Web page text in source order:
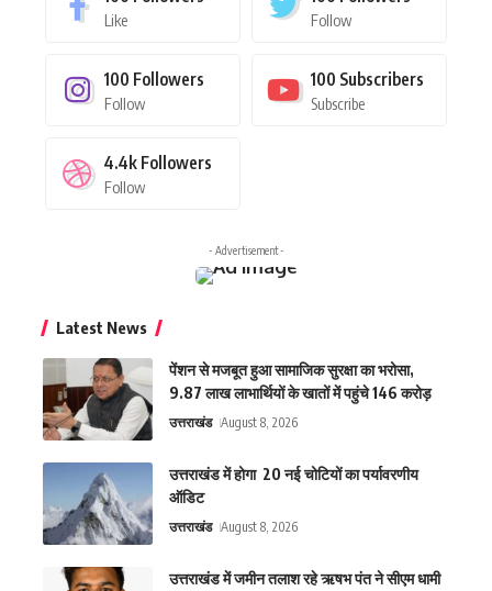
Like Follow
100 Followers
Follow
100 Subscribers
Subscribe
4.4k Followers
Follow
- Advertisement -
Latest News
पेंशन से मजबूत हुआ सामाजिक सुरक्षा का भरोसा,
9.87 लाख लाभार्थियों के खातों में पहुंचे 146 करोड़
उत्तराखंड August 8, 2026
उत्तराखंड में होगा 20 नई चोटियों का पर्यावरणीय
ऑडिट
उत्तराखंड August 8, 2026
उत्तराखंड में जमीन तलाश रहे ऋषभ पंत ने सीएम धामी